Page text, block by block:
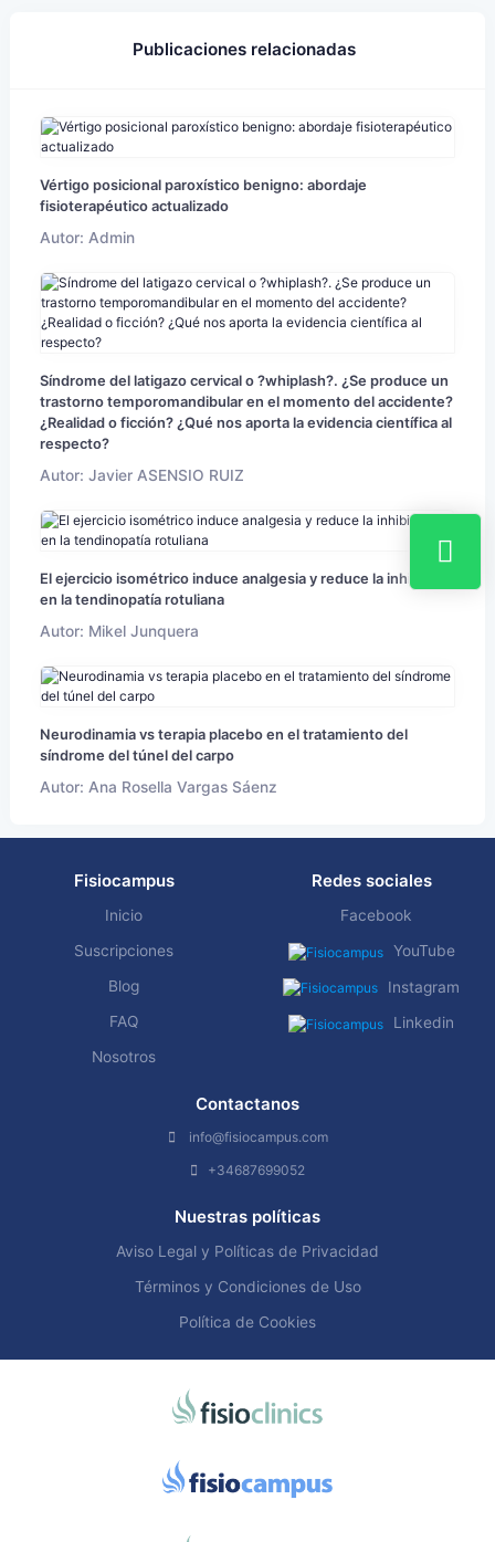
Publicaciones relacionadas
Vértigo posicional paroxístico benigno: abordaje
fisioterapéutico actualizado
Autor: Admin
Síndrome del latigazo cervical o ?whiplash?. ¿Se produce un
trastorno temporomandibular en el momento del accidente?
¿Realidad o ficción? ¿Qué nos aporta la evidencia científica al
respecto?
Autor: Javier ASENSIO RUIZ
El ejercicio isométrico induce analgesia y reduce la inhibición
en la tendinopatía rotuliana
Autor: Mikel Junquera
Neurodinamia vs terapia placebo en el tratamiento del
síndrome del túnel del carpo
Autor: Ana Rosella Vargas Sáenz
Fisiocampus
Inicio
Suscripciones
Blog
FAQ
Nosotros
Redes sociales
Facebook
YouTube
Instagram
Linkedin
Contactanos
info@fisiocampus.com
+34687699052
Nuestras políticas
Aviso Legal y Políticas de Privacidad
Términos y Condiciones de Uso
Política de Cookies